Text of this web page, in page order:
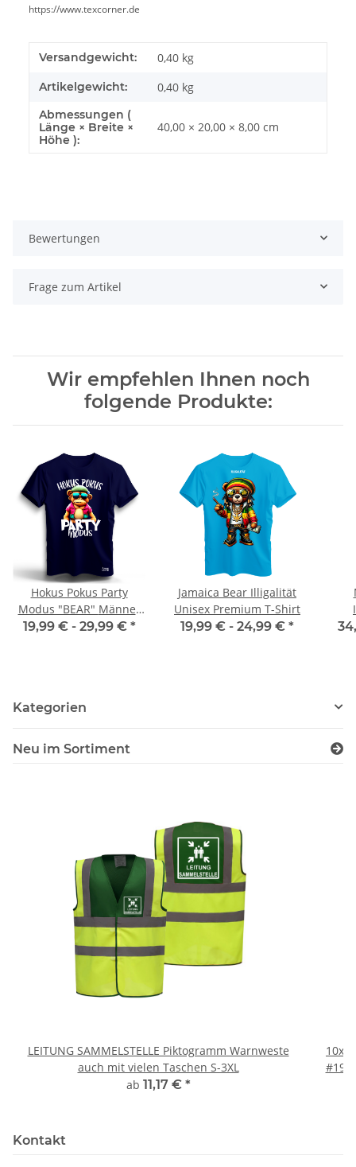
https://www.texcorner.de
Versandgewicht: 0,40 kg
Artikelgewicht: 0,40 kg
Abmessungen (
Länge × Breite ×
Höhe ):
40,00 × 20,00 × 8,00 cm
Bewertungen
Frage zum Artikel
Wir empfehlen Ihnen noch
folgende Produkte:
Hokus Pokus Party
Modus "BEAR" Männer
T-Shirt Malle Party
19,99 € - 29,99 € *
Jamaica Bear Illigalität
Unisex Premium T-Shirt
19,99 € - 24,99 € *
Kategorien
Neu im Sortiment
LEITUNG SAMMELSTELLE Piktogramm Warnweste
auch mit vielen Taschen S-3XL
ab 11,17 € *
10x
#190
Kontakt